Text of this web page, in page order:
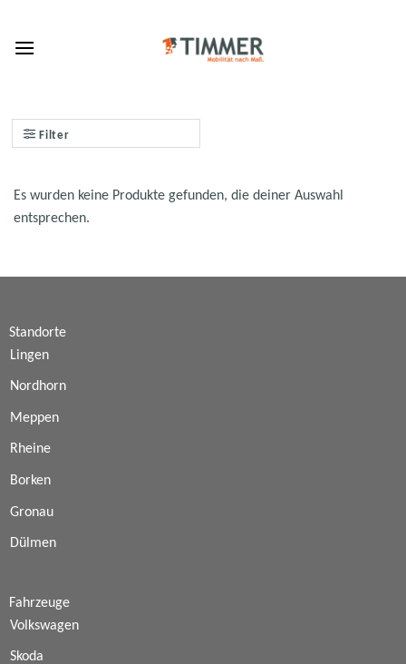
content
Filter
Es wurden keine Produkte gefunden, die deiner Auswahl
entsprechen.
Standorte
Lingen
Nordhorn
Meppen
Rheine
Borken
Gronau
Dülmen
Fahrzeuge
Volkswagen
Skoda